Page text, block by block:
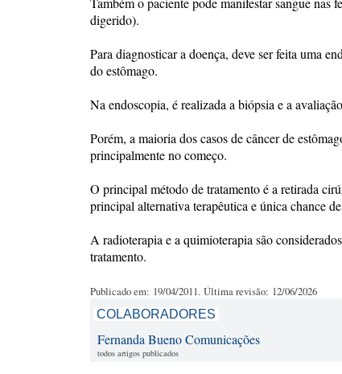
digerido).
Para diagnosticar a doença, deve ser feita uma
do estômago.
Na endoscopia, é realizada a biópsia e a
Porém, a maioria dos casos de câncer de
principalmente no começo.
O principal método de tratamento é a retirada
principal alternativa terapêutica e única chance
A radioterapia e a quimioterapia são
tratamento.
Publicado em: 19/04/2011. Última revisão: 12/06/2026
COLABORADORES
Fernanda Bueno Comunicações
todos artigos publicados